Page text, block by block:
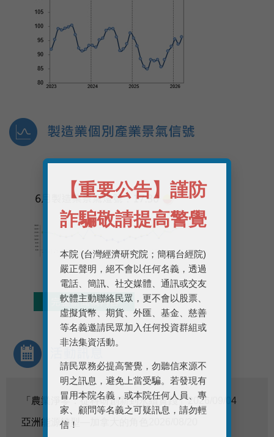
【重要公告】謹防
詐騙敬請提高警覺
本院 (台灣經濟研究院；簡稱台經院)
嚴正聲明，絕不會以任何名義，透過
電話、簡訊、社交媒體、通訊或交友
軟體主動聯絡民眾，更不會以股票、
虛擬貨幣、期貨、外匯、基金、慈善
等名義邀請民眾加入任何投資群組或
非法集資活動。
請民眾務必提高警覺，勿聽信來源不
明之訊息，避免上當受騙。若發現有
冒用本院名義，或本院任何人員、專
家、顧問等名義之可疑訊息，請勿輕
信！
「農業淨零：從科研創新到永續實踐」2026/09/04
亞洲能源轉型—加拿大的角色